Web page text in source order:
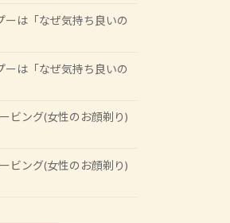
ーは「なぜ気持ち良いの
ーは「なぜ気持ち良いの
ビング(女性のお顔剃り)
ビング(女性のお顔剃り)